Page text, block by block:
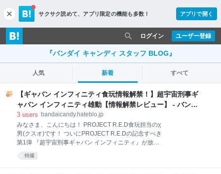
c
l
o
s
サクサク読めて、 アプリ限定の機能も多数！ アプリで開く
ユーザー登録
ログイン
『バンダイ キャンディ スタッフ BLOG』
人気 新着 すべて
【ギャバン インフィニティ食玩情報解禁！】超宇宙刑事ギ
ャバン インフィニティ雄動【情報解禁レビュー】 - バンダ
イ キャンディ スタッフ BLOG
3 users bandaicandy.hateblo.jp
みなさま、こんにちは！ PROJECT R.E.D食玩担当のχ
男(クスオ)です！ ついにPROJECT R.E.Dの記念すべき
第1弾 『超宇宙刑事ギャバン インフィニティ』が放送
開始！！！！ まだ本編をご覧になっていない方もいら
っしゃると思いますので詳細な感想は控えます
特撮